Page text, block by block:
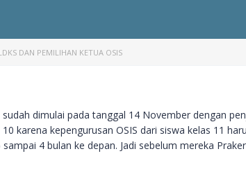
DAN PEMILIHAN KETUA OSIS
dimulai pada tanggal 14 November dengan
karena kepengurusan OSIS dari siswa kelas 11
4 bulan ke depan. Jadi sebelum mereka